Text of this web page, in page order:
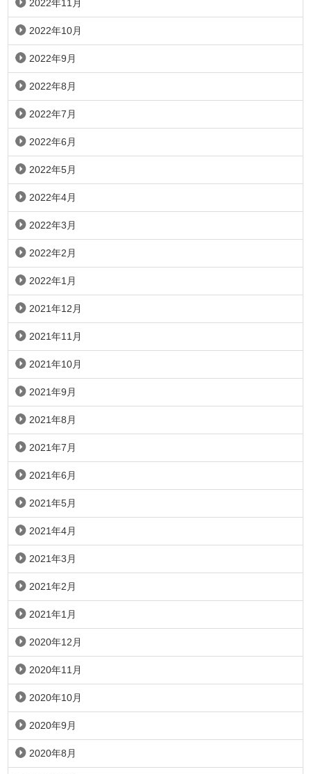
2022年11月
2022年10月
2022年9月
2022年8月
2022年7月
2022年6月
2022年5月
2022年4月
2022年3月
2022年2月
2022年1月
2021年12月
2021年11月
2021年10月
2021年9月
2021年8月
2021年7月
2021年6月
2021年5月
2021年4月
2021年3月
2021年2月
2021年1月
2020年12月
2020年11月
2020年10月
2020年9月
2020年8月